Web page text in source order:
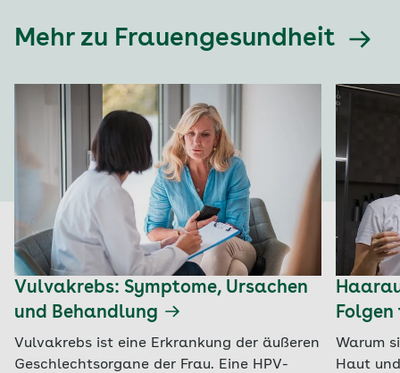
Mehr zu Frauengesundheit
Vulvakrebs: Symptome, Ursachen
und Behandlung
Vulvakrebs ist eine Erkrankung der äußeren
Geschlechtsorgane der Frau. Eine HPV-
Warum
Haut